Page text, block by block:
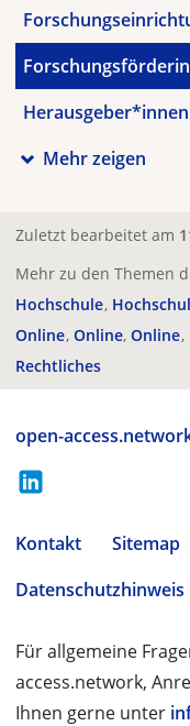
Herausgeber*innen
Mehr zeigen
Zuletzt bearbeitet am
Mehr zu den Themen
Hochschule
Online Online Online
Rechtliches
open-
Kontakt Sitemap
Datenschutzhinweis
Für allgemeine
access.network,
Ihnen gerne unter